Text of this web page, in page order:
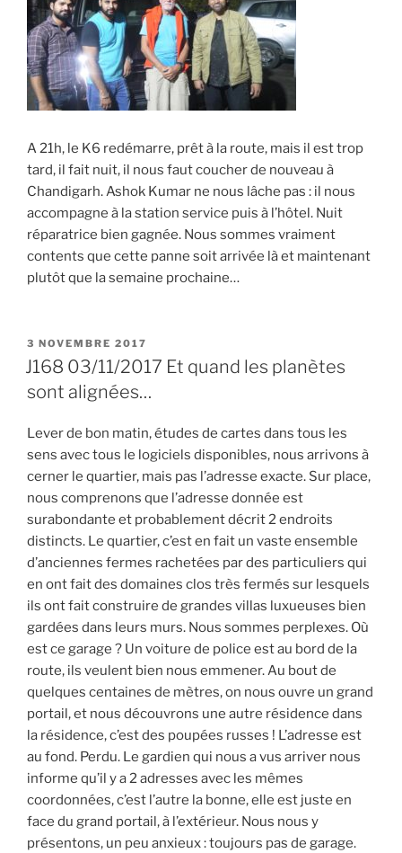
A 21h, le K6 redémarre, prêt à la route, mais il est trop
tard, il fait nuit, il nous faut coucher de nouveau à
Chandigarh. Ashok Kumar ne nous lâche pas : il nous
accompagne à la station service puis à l’hôtel. Nuit
réparatrice bien gagnée. Nous sommes vraiment
contents que cette panne soit arrivée là et maintenant
plutôt que la semaine prochaine…
PUBLIÉ
LE
3 NOVEMBRE 2017
J168 03/11/2017 Et quand les planètes
sont alignées…
Lever de bon matin, études de cartes dans tous les
sens avec tous le logiciels disponibles, nous arrivons à
cerner le quartier, mais pas l’adresse exacte. Sur place,
nous comprenons que l’adresse donnée est
surabondante et probablement décrit 2 endroits
distincts. Le quartier, c’est en fait un vaste ensemble
d’anciennes fermes rachetées par des particuliers qui
en ont fait des domaines clos très fermés sur lesquels
ils ont fait construire de grandes villas luxueuses bien
gardées dans leurs murs. Nous sommes perplexes. Où
est ce garage ? Un voiture de police est au bord de la
route, ils veulent bien nous emmener. Au bout de
quelques centaines de mètres, on nous ouvre un grand
portail, et nous découvrons une autre résidence dans
la résidence, c’est des poupées russes ! L’adresse est
au fond. Perdu. Le gardien qui nous a vus arriver nous
informe qu’il y a 2 adresses avec les mêmes
coordonnées, c’est l’autre la bonne, elle est juste en
face du grand portail, à l’extérieur. Nous nous y
présentons, un peu anxieux : toujours pas de garage.